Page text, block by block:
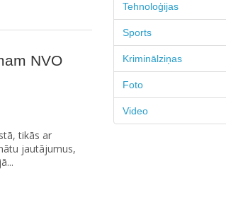
NVO
tikās ar
jautājumus,
Tehnoloģijas
Sports
Kriminālziņas
Foto
Video